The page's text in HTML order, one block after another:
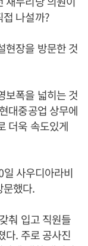
나설까?
현장을 방문한 것
보폭을 넓히는 것
대중공업 상무에
더욱 속도있게
사우디아라비
문했다.
춰 입고 직원들
다. 주로 공사진